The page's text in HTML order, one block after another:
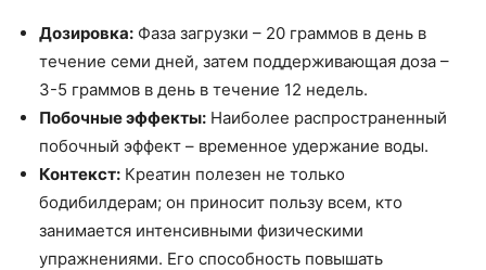
Дозировка: Фаза загрузки – 20 граммов в день в
течение семи дней, затем поддерживающая доза –
3-5 граммов в день в течение 12 недель.
Побочные эффекты: Наиболее распространенный
побочный эффект – временное удержание воды.
Контекст: Креатин полезен не только
бодибилдерам; он приносит пользу всем, кто
занимается интенсивными физическими
упражнениями. Его способность повышать